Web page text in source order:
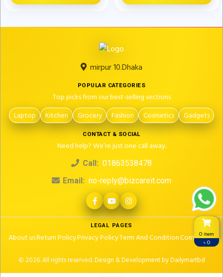
0 item
৳ 0
mirpur 10.Dhaka
POPULAR CATEGORIES
Top picks from our best-selling sections
Laptop
Kitchen Grocery Fashion Cosmetics Gadgets
CONTACT & SOCIAL
Need help? We’re just one call away.
Call: 01863538478
Email: no-reply@bizcareit.com
LEGAL PAGES
About usReturn PolicyPrivacy PolicyTerm And ConditionContact Us
© 2026. All rights reserved.Design & Development by Dailymartbd